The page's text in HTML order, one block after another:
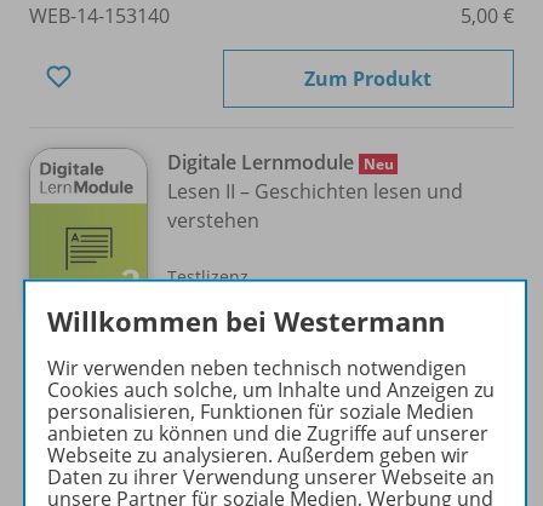
WEB-14-153140 5,00 €
Zum Produkt
Digitale Lernmodule Neu
Lesen II – Geschichten lesen und
verstehen
Testlizenz
Sofort verfügbar
Nur für ausgewählte Kundengruppen
bestellbar
Kostenlos
Willkommen bei Westermann
Wir verwenden neben technisch notwendigen
Cookies auch solche, um Inhalte und Anzeigen zu
personalisieren, Funktionen für soziale Medien
anbieten zu können und die Zugriffe auf unserer
Webseite zu analysieren. Außerdem geben wir
Daten zu ihrer Verwendung unserer Webseite an
unsere Partner für soziale Medien, Werbung und